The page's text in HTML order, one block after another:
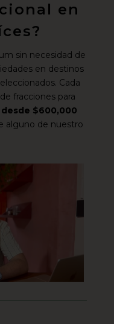
en
sin necesidad de
en destinos
Cada
fracciones para
desde $600,000
alguno de nuestro